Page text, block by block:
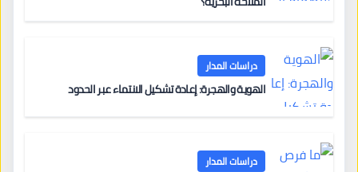
دراسات المدار
الهوية والهجرة: إعادة تشكيل الانتماء عبر الحدود
دراسات المدار